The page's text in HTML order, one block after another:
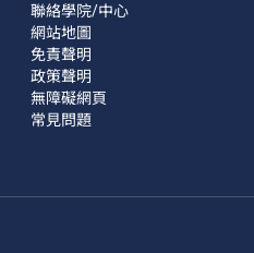
聯絡學院/中心
網站地圖
免責聲明
政策聲明
無障礙網頁
常見問題